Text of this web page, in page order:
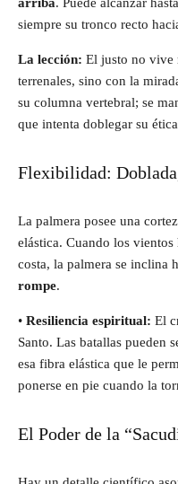
arriba. Puede alcanzar
siempre su tronco recto
La lección: El justo no vive
terrenales, sino con la
su columna vertebral; se
que intenta doblegar su
Flexibilidad:
La palmera posee una
elástica. Cuando los
costa, la palmera se inclina
rompe.
• Resiliencia espiritual: El
Santo. Las batallas pueden
esa fibra elástica que le
ponerse en pie cuando la
El Poder de la